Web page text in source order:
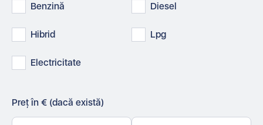
Benzină Diesel
Hibrid Lpg
Electricitate
Preț în € (dacă există)